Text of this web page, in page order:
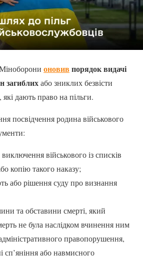
оновив порядок видачі
загиблихабо зниклих безвісти
дають право на пільги.
посвідчення родина військового
військового із списків
копію такого наказу;
або рішення суду про визнання
та обставини смерті, який
не була наслідком вчинення ним
правопорушення,
сп’яніння або навмисного